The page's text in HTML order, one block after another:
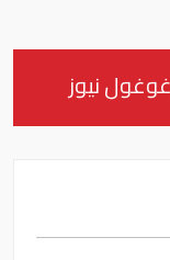
غوغول نيوز